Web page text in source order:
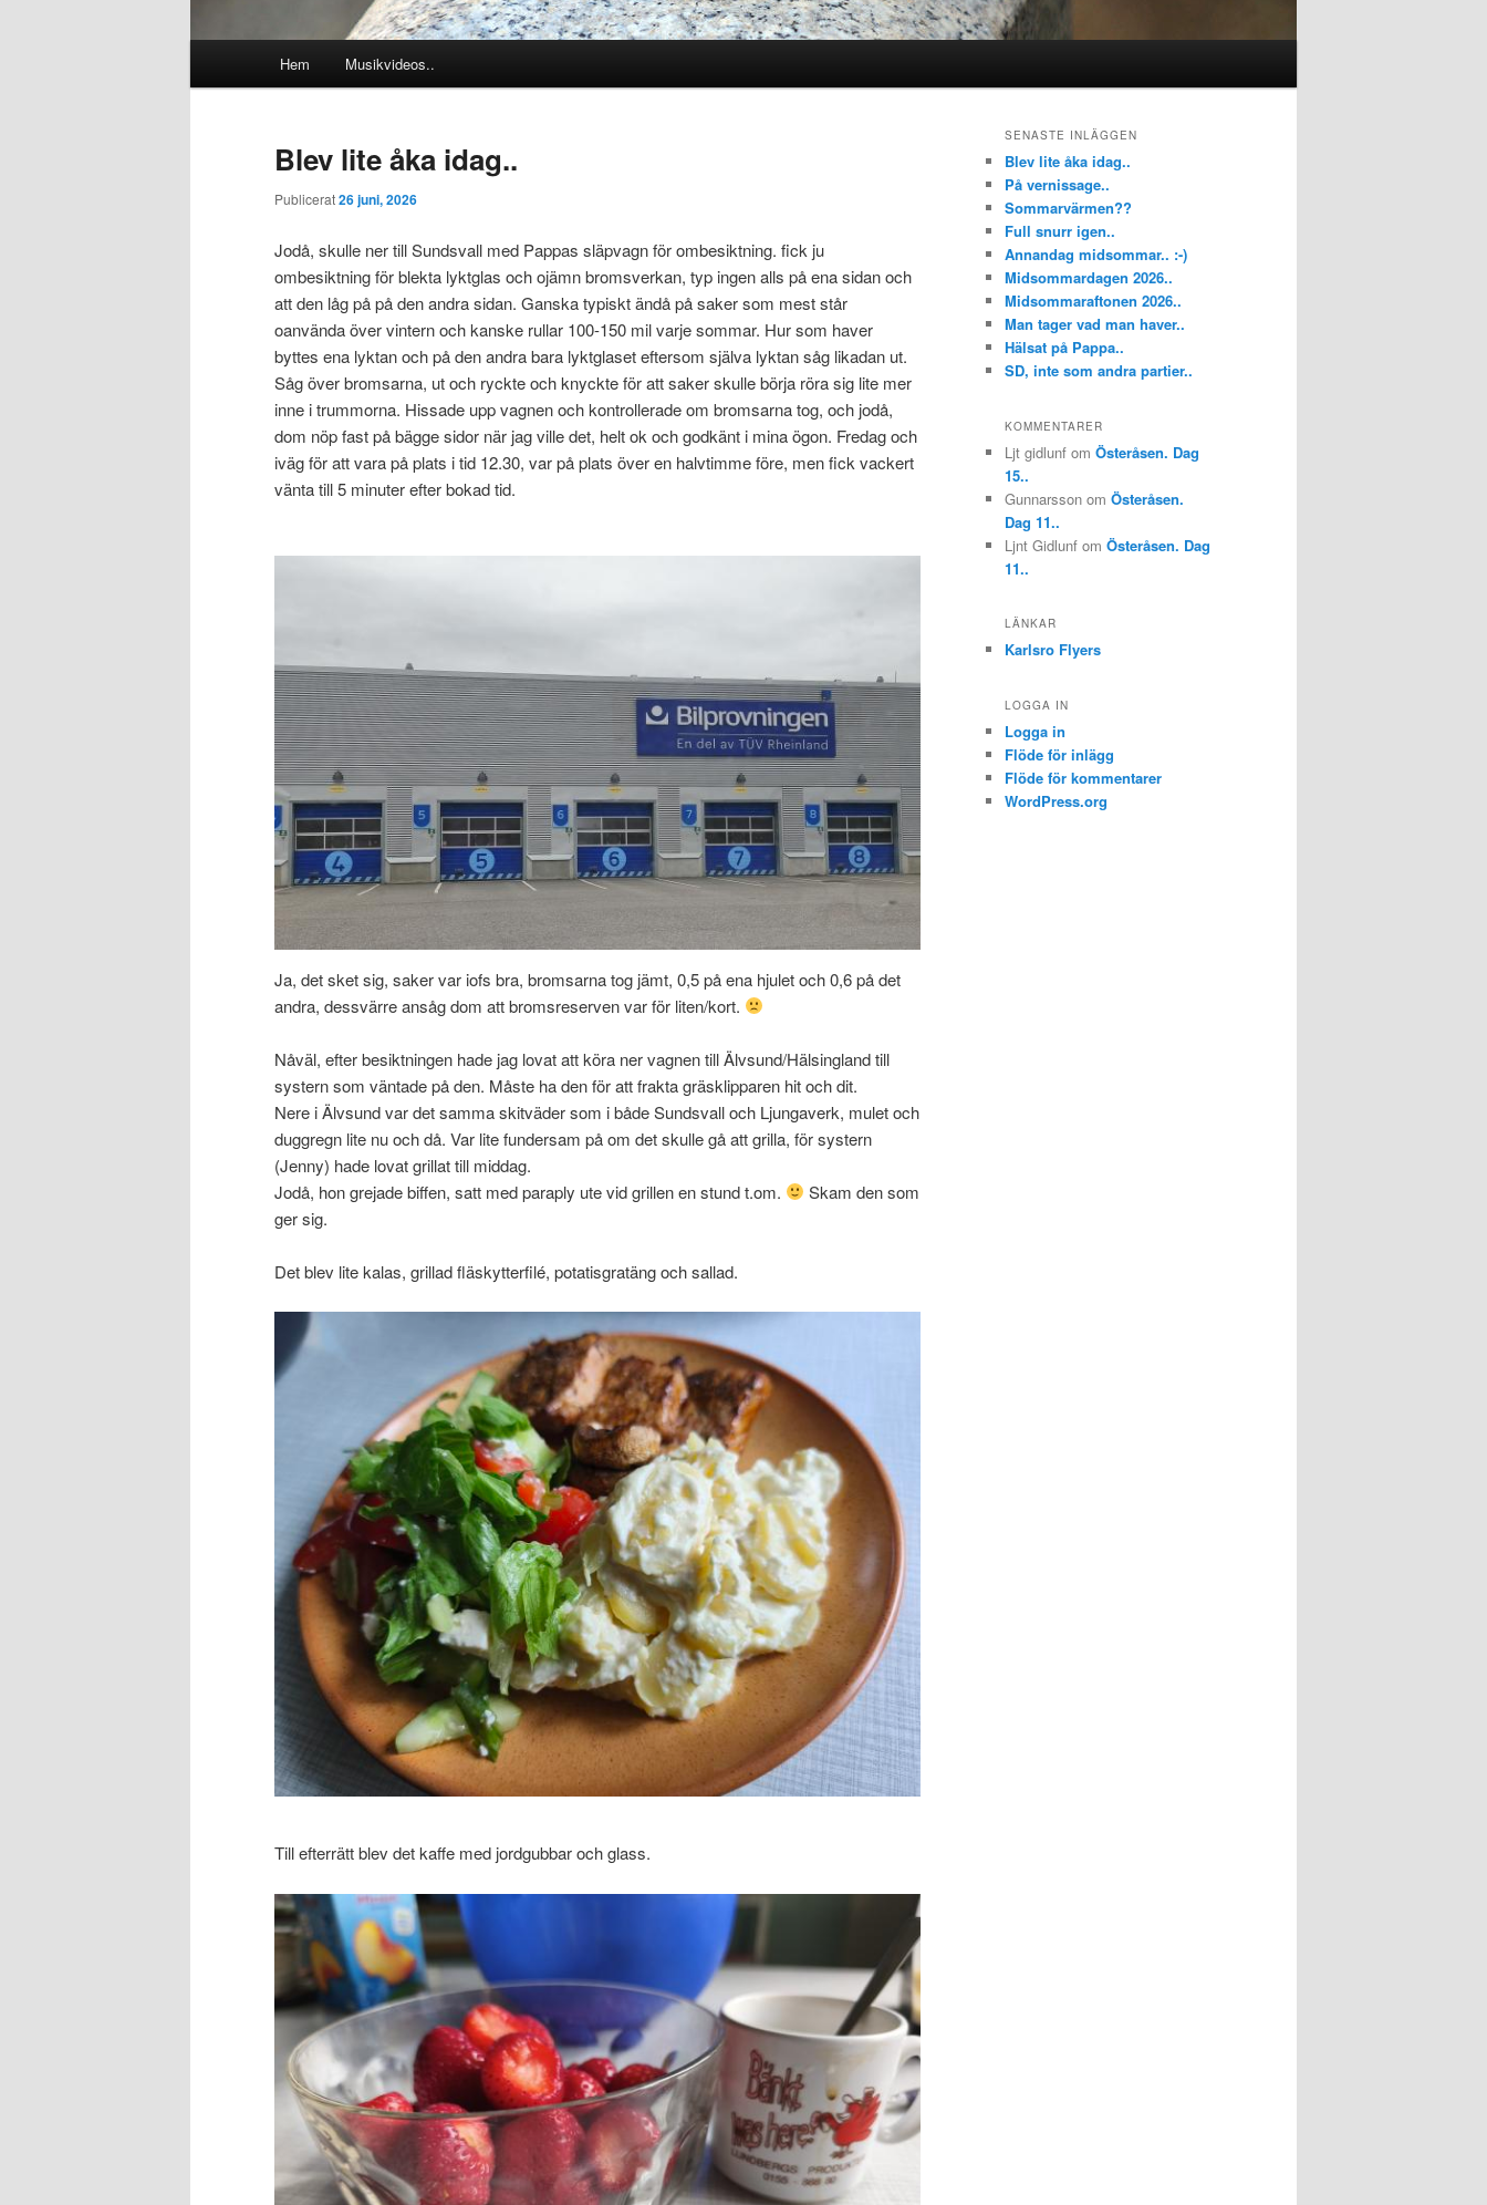
Hem Musikvideos..
Blev lite åka idag..
Publicerat26 juni, 2026
Jodå, skulle ner till Sundsvall med Pappas släpvagn för ombesiktning. fick ju
ombesiktning för blekta lyktglas och ojämn bromsverkan, typ ingen alls på ena sidan och
att den låg på på den andra sidan. Ganska typiskt ändå på saker som mest står
oanvända över vintern och kanske rullar 100-150 mil varje sommar. Hur som haver
byttes ena lyktan och på den andra bara lyktglaset eftersom själva lyktan såg likadan ut.
Såg över bromsarna, ut och ryckte och knyckte för att saker skulle börja röra sig lite mer
inne i trummorna. Hissade upp vagnen och kontrollerade om bromsarna tog, och jodå,
dom nöp fast på bägge sidor när jag ville det, helt ok och godkänt i mina ögon. Fredag och
iväg för att vara på plats i tid 12.30, var på plats över en halvtimme före, men fick vackert
vänta till 5 minuter efter bokad tid.
Ja, det sket sig, saker var iofs bra, bromsarna tog jämt, 0,5 på ena hjulet och 0,6 på det
andra, dessvärre ansåg dom att bromsreserven var för liten/kort.
Nåväl, efter besiktningen hade jag lovat att köra ner vagnen till Älvsund/Hälsingland till
systern som väntade på den. Måste ha den för att frakta gräsklipparen hit och dit.
Nere i Älvsund var det samma skitväder som i både Sundsvall och Ljungaverk, mulet och
duggregn lite nu och då. Var lite fundersam på om det skulle gå att grilla, för systern
(Jenny) hade lovat grillat till middag.
Jodå, hon grejade biffen, satt med paraply ute vid grillen en stund t.om.
Skam den som
ger sig.
Det blev lite kalas, grillad fläskytterfilé, potatisgratäng och sallad.
Till efterrätt blev det kaffe med jordgubbar och glass.
SENASTE INLÄGGEN
Blev lite åka idag..
På vernissage..
Sommarvärmen??
Full snurr igen..
Annandag midsommar.. :-)
Midsommardagen 2026..
Midsommaraftonen 2026..
Man tager vad man haver..
Hälsat på Pappa..
SD, inte som andra partier..
KOMMENTARER
Ljt gidlunf om Österåsen. Dag
15..
Gunnarsson om Österåsen.
Dag 11..
Ljnt Gidlunf om Österåsen. Dag
11..
LÄNKAR
Karlsro Flyers
LOGGA IN
Logga in
Flöde för inlägg
Flöde för kommentarer
WordPress.org